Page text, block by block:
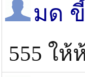
มด
555 ให้